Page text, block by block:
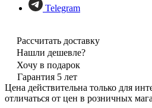
Telegram
Рассчитать доставку
Нашли дешевле?
Хочу в подарок
Гарантия 5 лет
Цена действительна только для
отличаться от цен в розничных